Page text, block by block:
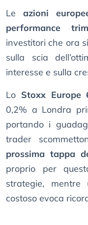
Le azioni
performance
investitori che ora
sulla scia
interesse e sulla
Lo Stoxx Europe
0,2% a Londra
portando i
trader
prossima tappa
proprio per
strategie, mentre
costoso evoca